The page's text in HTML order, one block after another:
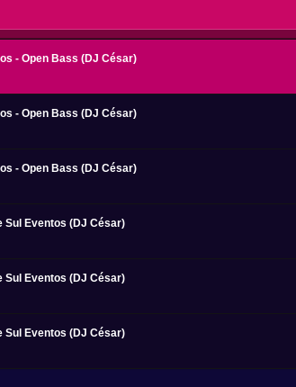
baixo
o
volume.
- Open Bass (DJ César)
- Open Bass (DJ César)
- Open Bass (DJ César)
Sul Eventos (DJ César)
Sul Eventos (DJ César)
Sul Eventos (DJ César)